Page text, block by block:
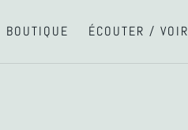
BOUTIQUE ÉCOUTER / VOIR